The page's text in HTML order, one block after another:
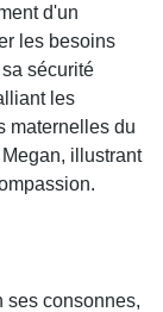
d'un
les besoins
sécurité
les
maternelles du
illustrant
ses consonnes,